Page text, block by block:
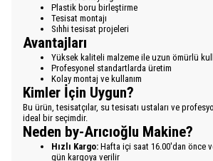
Plastik boru birleştirme
Tesisat montajı
Sıhhi tesisat projeleri
Avantajları
Yüksek kaliteli malzeme ile uzun ömürlü
Profesyonel standartlarda üretim
Kolay montaj ve kullanım
Kimler İçin Uygun?
Bu ürün, tesisatçılar, su tesisatı ustaları ve
ideal bir seçimdir.
Neden by-Arıcıoğlu Makine?
Hızlı Kargo: Hafta içi saat 16.00'dan önce
gün kargoya verilir